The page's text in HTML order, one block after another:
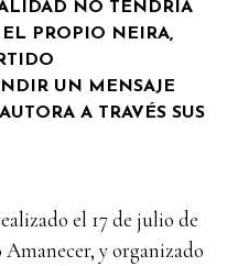
NO TENDRÍA
PROPIO NEIRA,
UN MENSAJE
A TRAVÉS SUS
el 17 de julio de
y organizado